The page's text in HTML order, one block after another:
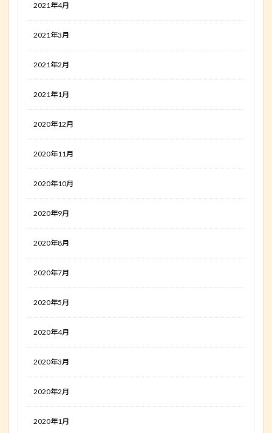
2021年4月
2021年3月
2021年2月
2021年1月
2020年12月
2020年11月
2020年10月
2020年9月
2020年8月
2020年7月
2020年5月
2020年4月
2020年3月
2020年2月
2020年1月